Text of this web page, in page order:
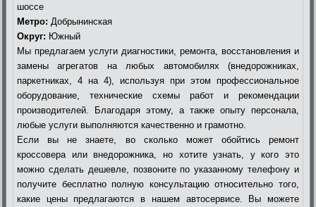
шоссе
Метро: Добрынинская
Округ: Южный
Мы предлагаем услуги диагностики, ремонта, восстановления и
замены агрегатов на любых автомобилях (внедорожниках,
паркетниках, 4 на 4), используя при этом профессиональное
оборудование, технические схемы работ и рекомендации
производителей. Благодаря этому, а также опыту персонала,
любые услуги выполняются качественно и грамотно.
Если вы не знаете, во сколько может обойтись ремонт
кроссовера или внедорожника, но хотите узнать, у кого это
можно сделать дешевле, позвоните по указанному телефону и
получите бесплатно полную консультацию относительно того,
какие цены предлагаются в нашем автосервисе. Вы можете